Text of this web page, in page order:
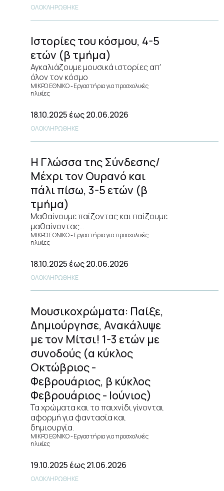
ΟΛΟΚΛΗΡΩΘΗΚΕ
18.10.2025 έως 20.06.2026
ΟΛΟΚΛΗΡΩΘΗΚΕ
Ιστορίες του κόσμου, 4-5
ετών (β τμήμα)
Αγκαλιάζουμε μουσικά ιστορίες απ'
όλον τον κόσμο
ΜΙΚΡΟ ΕΘΝΙΚΟ Εργαστήρια για προσχολικές
ηλικίες
18.10.2025 έως 20.06.2026
ΟΛΟΚΛΗΡΩΘΗΚΕ
Η Γλώσσα της Σύνδεσης/
Μέχρι τον Ουρανό και
πάλι πίσω, 3-5 ετών (β
τμήμα)
Μαθαίνουμε παίζοντας και παίζουμε
μαθαίνοντας...
ΜΙΚΡΟ ΕΘΝΙΚΟ Εργαστήρια για προσχολικές
ηλικίες
19.10.2025 έως 21.06.2026
ΟΛΟΚΛΗΡΩΘΗΚΕ
Μουσικοχρώματα: Παίξε,
Δημιούργησε, Ανακάλυψε
με τον Μίτσι! 1-3 ετών με
συνοδούς (α κύκλος
Οκτώβριος -
Φεβρουάριος, β κύκλος
Φεβρουάριος - Ιούνιος)
Τα χρώματα και το παιχνίδι γίνονται
αφορμή για φαντασία και
δημιουργία.
ΜΙΚΡΟ ΕΘΝΙΚΟ Εργαστήρια για προσχολικές
ηλικίες